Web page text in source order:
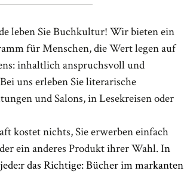
leben Sie Buchkultur! Wir bieten ein
für Menschen, die Wert legen auf
inhaltlich anspruchsvoll und
uns erleben Sie literarische
und Salons, in Lesekreisen oder
kostet nichts, Sie erwerben einfach
ein anderes Produkt ihrer Wahl. In
das Richtige: Bücher im markanten